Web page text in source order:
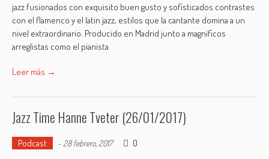
jazz fusionados con exquisito buen gusto y sofisticados contrastes
con el flamenco y el latin jazz, estilos que la cantante domina a un
nivel extraordinario. Producido en Madrid junto a magníficos
arreglistas como el pianista
Leer más →
Jazz Time Hanne Tveter (26/01/2017)
Podcast - 28 febrero, 2017 0